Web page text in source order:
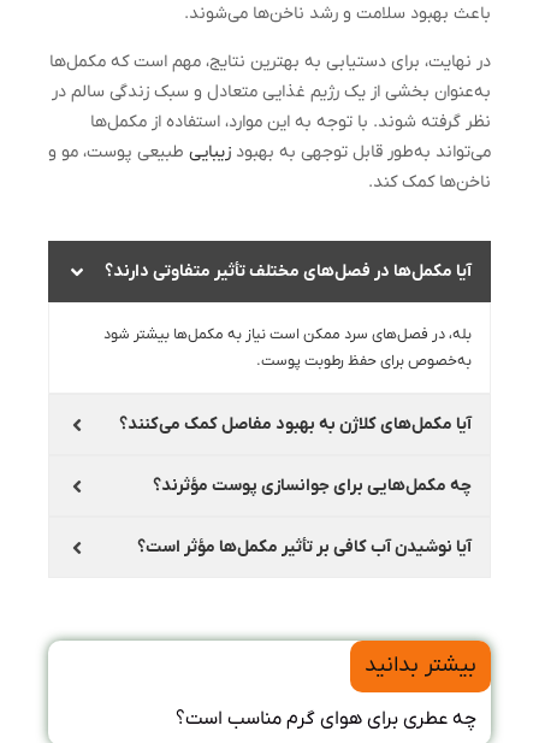
باعث بهبود سلامت و رشد ناخن‌ها می‌شوند.
در نهایت، برای دستیابی به بهترین نتایج، مهم است که مکمل‌ها
به‌عنوان بخشی از یک رژیم غذایی متعادل و سبک زندگی سالم در
نظر گرفته شوند. با توجه به این موارد، استفاده از مکمل‌ها
می‌تواند به‌طور قابل توجهی به بهبود زیبایی طبیعی پوست، مو و
ناخن‌ها کمک کند.
آیا مکمل‌ها در فصل‌های مختلف تأثیر متفاوتی دارند؟
بله، در فصل‌های سرد ممکن است نیاز به مکمل‌ها بیشتر شود
به‌خصوص برای حفظ رطوبت پوست.
آیا مکمل‌های کلاژن به بهبود مفاصل کمک می‌کنند؟
چه مکمل‌هایی برای جوانسازی پوست مؤثرند؟
آیا نوشیدن آب کافی بر تأثیر مکمل‌ها مؤثر است؟
بیشتر بدانید
چه عطری برای هوای گرم مناسب است؟